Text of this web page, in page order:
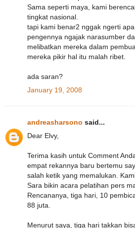
Sama seperti maya, kami
tingkat nasional.
tapi kami benar2 nggak ngerti
pengennya ngajak narasumber
melibatkan mereka dalam
mereka pikir hal itu malah ribet.
ada saran?
January 19, 2008
andreasharsono said...
Dear Elvy,
Terima kasih untuk Comment
empat rekannya baru bertemu
salah ketik yang memalukan.
Sara bikin acara pelatihan pers
Rencananya, tiga hari, 10
88 juta.
Menurut saya, tiga hari takkan